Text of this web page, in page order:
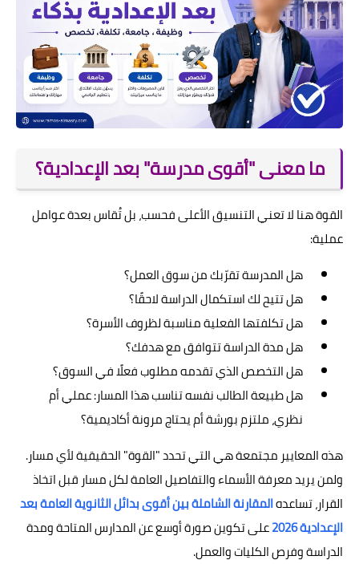
ما معنى "أقوى مدرسة" بعد الإعدادية؟
القوة هنا لا تعني التنسيق الأعلى فحسب، بل تُقاس بعدة عوامل
عملية:
هل المدرسة تقرّبك من سوق العمل؟
هل تتيح لك استكمال الدراسة لاحقًا؟
هل تكلفتها الفعلية مناسبة لظروف الأسرة؟
هل مدة الدراسة تتوافق مع هدفك؟
هل التخصص الذي تقدمه مطلوب فعلًا في السوق؟
هل طبيعة الطالب نفسه تناسب هذا المسار: عملي أم
نظري، ملتزم بورشة أم يحتاج مرونة أكاديمية؟
هذه المعايير مجتمعة هي التي تحدد "القوة" الحقيقية لأي مسار.
ولمن يريد معرفة الأسماء والتفاصيل العامة لكل مسار قبل اتخاذ
القرار، تساعدهالمقارنة الشاملة بين أقوى بدائل الثانوية العامة بعد
الإعدادية 2026
على تكوين صورة أوسع عن المدارس المتاحة ومدة
الدراسة وفرص الكليات والعمل.